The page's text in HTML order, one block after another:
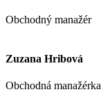
Obchodný manažér
Zuzana Hribová
Obchodná manažérka